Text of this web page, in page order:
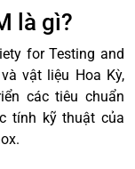
là gì?
for Testing and
vật liệu Hoa Kỳ,
các tiêu chuẩn
tính kỹ thuật của